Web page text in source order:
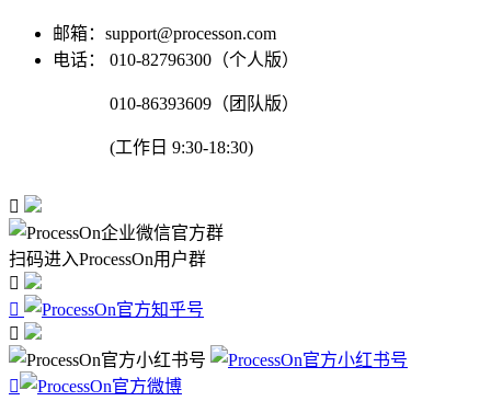
邮箱：support@processon.com
电话：
010-82796300（个人版）
010-86393609（团队版）
(工作日 9:30-18:30)

扫码进入ProcessOn用户群



